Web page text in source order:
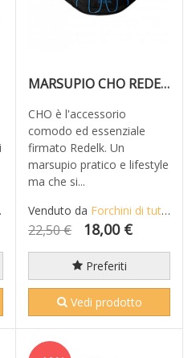
MARSUPIO CHO REDELK
CHO è l'accessorio
comodo ed essenziale
firmato Redelk. Un
marsupio pratico e lifestyle
ma che si...
Venduto da Forchini di tutto di più di Forchini Alberto
22,50 € 18,00 €
Preferiti
Vedi prodotto